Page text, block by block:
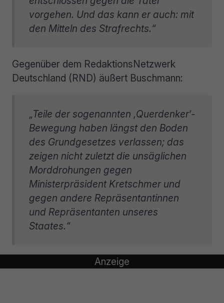
vorgehen. Und das kann er auch: mit
den Mitteln des Strafrechts.“
Gegenüber dem RedaktionsNetzwerk
Deutschland (RND) äußert Buschmann:
„Teile der sogenannten ‚Querdenker‘-
Bewegung haben längst den Boden
des Grundgesetzes verlassen; das
zeigen nicht zuletzt die unsäglichen
Morddrohungen gegen
Ministerpräsident Kretschmer und
gegen andere Repräsentantinnen
und Repräsentanten unseres
Staates.“